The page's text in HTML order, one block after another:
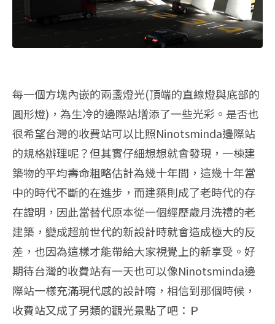
每一個方塊內嵌的兩盞燈光(頂端的直線燈與底部的
圓形燈)，為生冷的邊際站增添了一些光彩。是否也
很希望台灣的收費站可以比照Ninotsminda邊際站
的規格辦理呢？但其實仔細想想就會發現，一棟建
築物的平均壽命粗略估計為幾十年間，這幾十年當
中的時代不斷的在進步，而建築則成了老時代的存
在證明，因此當替代原本從一個經歷歲月洗禮的老
建築，變成超前世代的新設計時就會造成極大的反
差，也因為這樣才能帶給大家視覺上的新享受。好
期待台灣的收費站有一天也可以像Ninotsminda邊
際站一樣充滿現代感的設計唷，相信到那個時候，
收費站又成了另類的觀光景點了吧：Ｐ